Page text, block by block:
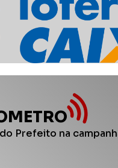
Prefeito na